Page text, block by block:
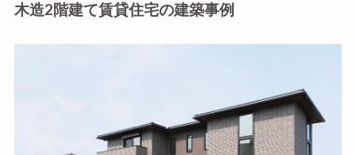
木造2階建て賃貸住宅の建築事例